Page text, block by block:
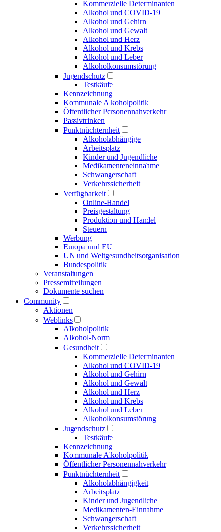
Kommerzielle Determinanten
Alkohol und COVID-19
Alkohol und Gehirn
Alkohol und Gewalt
Alkohol und Herz
Alkohol und Krebs
Alkohol und Leber
Alkoholkonsumstörung
Jugendschutz
Testkäufe
Kennzeichnung
Kommunale Alkoholpolitik
Öffentlicher Personen­nahverkehr
Passivtrinken
Punkt­nüchternheit
Alkohol­abhängige
Arbeitsplatz
Kinder und Jugendliche
Medikamenten­einnahme
Schwangerschaft
Verkehrs­sicherheit
Verfügbarkeit
Online-Handel
Preisgestaltung
Produktion und Handel
Steuern
Werbung
Europa und EU
UN und Welt­gesundheits­organisation
Bundespolitik
Veranstaltungen
Presse­mitteilungen
Dokumente suchen
Community
Aktionen
Weblinks
Alkoholpolitik
Alkohol-Norm
Gesundheit
Kommerzielle Determinanten
Alkohol und COVID-19
Alkohol und Gehirn
Alkohol und Gewalt
Alkohol und Herz
Alkohol und Krebs
Alkohol und Leber
Alkoholkonsumstörung
Jugendschutz
Testkäufe
Kennzeichnung
Kommunale Alkoholpolitik
Öffentlicher Personennahverkehr
Punktnüchternheit
Alkoholabhängigkeit
Arbeitsplatz
Kinder und Jugendliche
Medikamenten-Einnahme
Schwangerschaft
Verkehrssicherheit